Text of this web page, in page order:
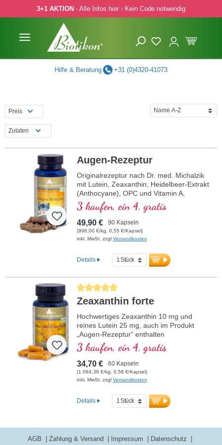
Hauptinhalt springen
Zur Suche springen
Zur Hauptnavigation springen
3+1 AKTION - Alle Infos hier - Kein Code notwendig
Hilfe & Beratung +31 (0)4320-41073
Preis
Zutaten
Augen-Rezeptur
Originalrezeptur nach Dr. med. Michalzik
mit Lutein, Zeaxanthin, Heidelbeer-Extrakt
(Anthocyane), OPC und Vitamin A,
welches zur Erhaltung einer normalen
Sehkraft beiträgt.
3 kaufen, ein 4. gratis
49,90 € 90 Kapseln
(998,00 €/kg, 0,55 €/Kapsel)
inkl. MwSt. zzgl Versandkosten
Details
Durchschnittliche Bewertung von 5 von 5 Sternen
Zeaxanthin forte
Hochwertiges Zeaxanthin 10 mg und
reines Lutein 25 mg, auch im Produkt
„Augen-Rezeptur“ enthalten
3 kaufen, ein 4. gratis
34,70 € 60 Kapseln
(1.084,38 €/kg, 0,58 €/Kapsel)
inkl. MwSt. zzgl Versandkosten
Details
AGB Zahlung & Versand Impressum Datenschutz